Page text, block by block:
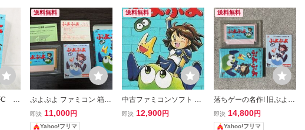
ぷ
送料無料
ぷよぷよ ファミコン 箱・
説明書・ハガキ付き
即決 11,000円
Yahoo!フリマ
送料無料
中古ファミコンソフト ぷ
よぷよ
即決 12,900円
送料無料
落ちゲーの名作! 旧ぷよ
動作確認済 良品〜美品 激
レア ぷよぷよ 箱説付き
即決 14,800円
Yahoo!フリマ